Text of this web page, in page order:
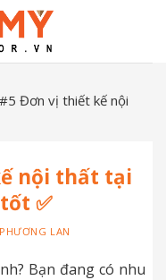
Đơn vị thiết kế nội
nội thất tại
✅
LAN
Bạn đang có nhu